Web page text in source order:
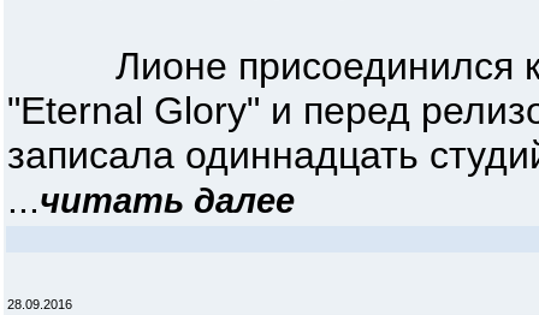
Лионе присоединился к
"Eternal Glory" и перед
записала одиннадцать
...читать далее
28.09.2016